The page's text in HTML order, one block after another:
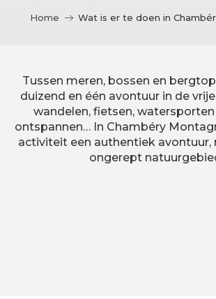
Home Wat is er te doen in
Tussen meren, bossen en
duizend en één avontuur in de
wandelen, fietsen,
ontspannen… In Chambéry
activiteit een authentiek avontuur,
ongerept